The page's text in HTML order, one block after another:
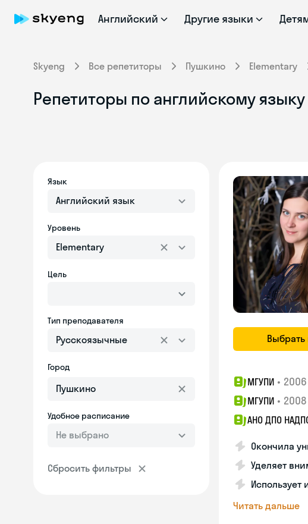
Английский Другие языки
Skyeng Все репетиторы Пушкино Elementary
Репетиторы по английскому
Язык
Английский язык
Уровень
Elementary
Цель
Тип преподавателя
Русскоязычные
Город
Удобное расписание
Не выбрано
Сбросить фильтры
МГУПИ • 2006
МГУПИ • 2008
АНО ДПО
Окончила
Уделяет
Использует
Читать дальше